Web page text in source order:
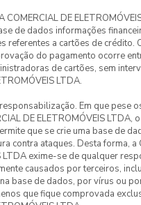
COMERCIAL DE
de dados informações
referentes a cartões de crédito.
do pagamento ocorre
de cartões, sem
LTDA.
Em que pese
DE ELETROMÓVEIS LTDA,
que se crie uma base de
contra ataques. Desta forma, a
LTDA exime-se de qualquer
causados por terceiros,
base de dados, por vírus ou
que fique comprovada